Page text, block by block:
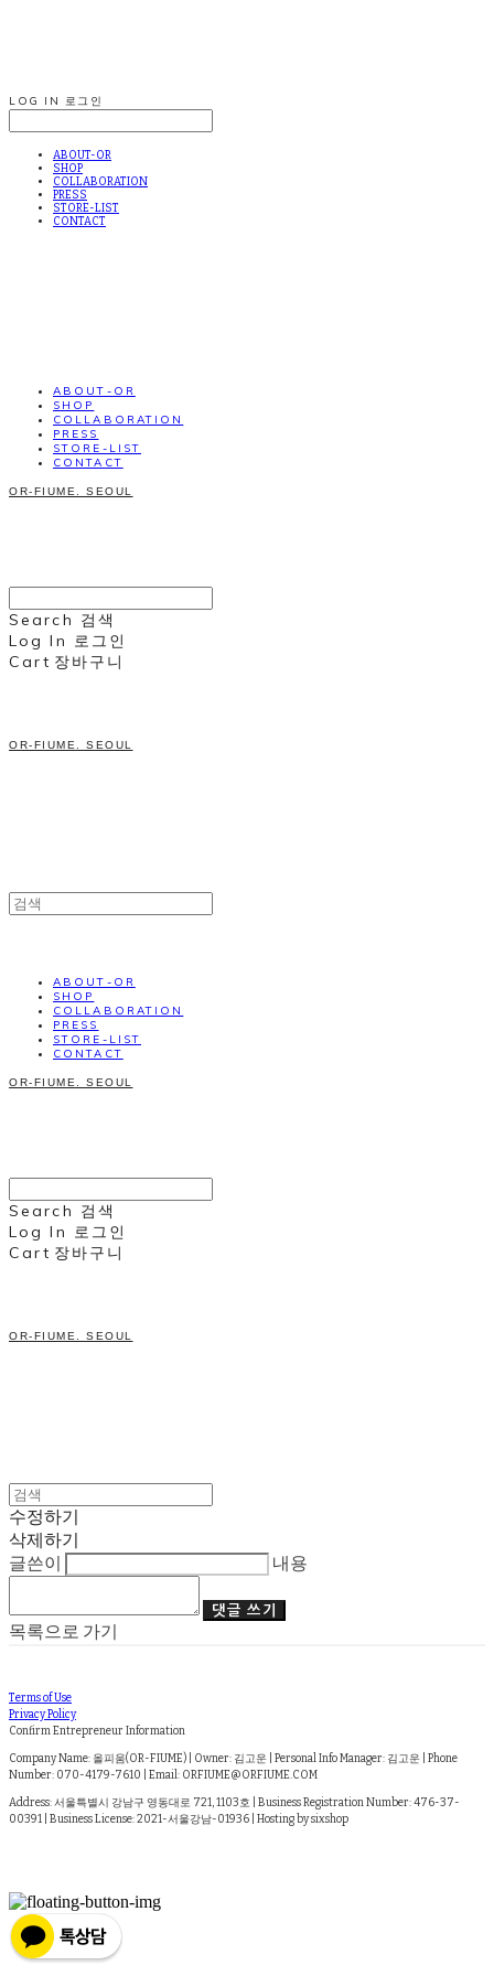
LOG IN 로그인
ABOUT-OR
SHOP
COLLABORATION
PRESS
STORE-LIST
CONTACT
ABOUT-OR
SHOP
COLLABORATION
PRESS
STORE-LIST
CONTACT
OR-FIUME. SEOUL
Search 검색
Log In 로그인
Cart 장바구니
OR-FIUME. SEOUL
ABOUT-OR
SHOP
COLLABORATION
PRESS
STORE-LIST
CONTACT
OR-FIUME. SEOUL
Search 검색
Log In 로그인
Cart 장바구니
OR-FIUME. SEOUL
수정하기
삭제하기
글쓴이
내용
댓글 쓰기
목록으로 가기
Terms of Use
Privacy Policy
Confirm Entrepreneur Information
Company Name: 올피움(OR-FIUME) | Owner: 김고운 | Personal Info Manager: 김고운 | Phone
Number: 070-4179-7610 | Email: ORFIUME@ORFIUME.COM
Address: 서울특별시 강남구 영동대로 721, 1103호 | Business Registration Number:476-37-
00391 | Business License:2021-서울강남-01936 | Hosting by sixshop